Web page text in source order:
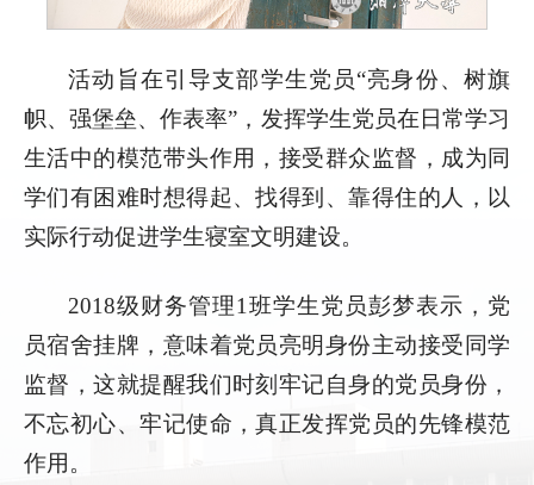
活动旨在引导支部学生党员“亮身份、树旗
帜、强堡垒、作表率”，发挥学生党员在日常学习
生活中的模范带头作用，接受群众监督，成为同
学们有困难时想得起、找得到、靠得住的人，以
实际行动促进学生寝室文明建设。
2018级财务管理1班学生党员彭梦表示，党
员宿舍挂牌，意味着党员亮明身份主动接受同学
监督，这就提醒我们时刻牢记自身的党员身份，
不忘初心、牢记使命，真正发挥党员的先锋模范
作用。